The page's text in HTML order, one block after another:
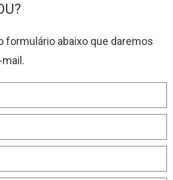
formulário abaixo que daremos